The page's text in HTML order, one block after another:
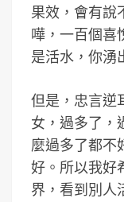
果效，會有說
嘩，一百個喜
是活水，你湧
但是，忠言逆
女，過多了，
麼過多了都不
好。所以我好
界，看到別人